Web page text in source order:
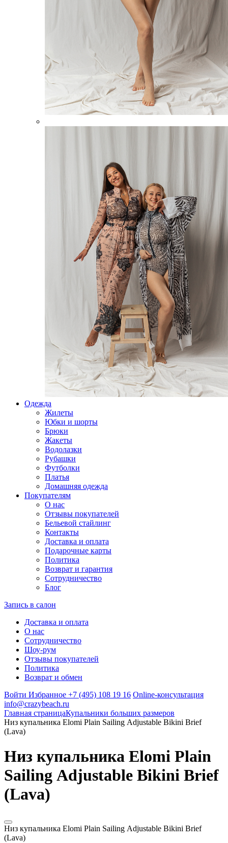
Одежда
Жилеты
Юбки и шорты
Брюки
Жакеты
Водолазки
Рубашки
Футболки
Платья
Домашняя одежда
Покупателям
О нас
Отзывы покупателей
Бельевой стайлинг
Контакты
Доставка и оплата
Подарочные карты
Политика
Возврат и гарантия
Сотрудничество
Блог
Запись в салон
Доставка и оплата
О нас
Сотрудничество
Шоу-рум
Отзывы покупателей
Политика
Возврат и обмен
Войти Избранное +7 (495) 108 19 16 Online-консультация
info@crazybeach.ru
Главная страницаКупальники больших размеров
Низ купальника Elomi Plain Sailing Adjustable Bikini Brief
(Lava)
Низ купальника Elomi Plain
Sailing Adjustable Bikini Brief
(Lava)
Низ купальника Elomi Plain Sailing Adjustable Bikini Brief
(Lava)